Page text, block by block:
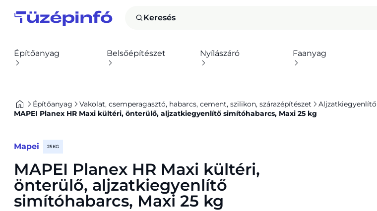
Keresés
Építőanyag Belsőépítészet Nyílászáró Faanyag
Építőanyag Vakolat, csemperagasztó, habarcs, cement, szilikon, szárazépítészet
Aljzatkiegyenlítő
MAPEI Planex HR Maxi kültéri, önterülő, aljzatkiegyenlítő simítóhabarcs, Maxi 25 kg
Mapei 25 KG
MAPEI Planex HR Maxi kültéri,
önterülő, aljzatkiegyenlítő
simítóhabarcs, Maxi 25 kg